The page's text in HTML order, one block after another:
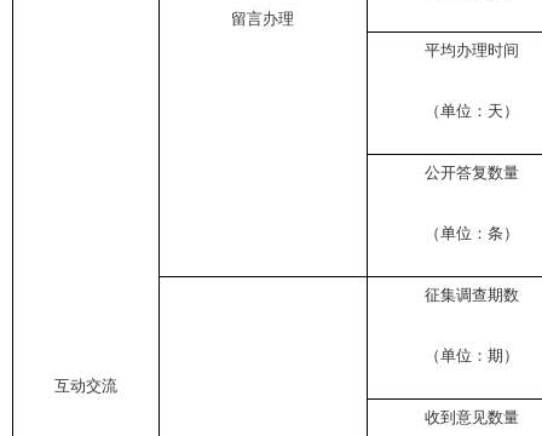
互动交流
留言办理
平均办理时间
（单位：天）
公开答复数量
（单位：条）
征集调查期数
（单位：期）
收到意见数量